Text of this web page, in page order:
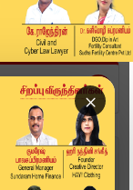
×
நேரலை....